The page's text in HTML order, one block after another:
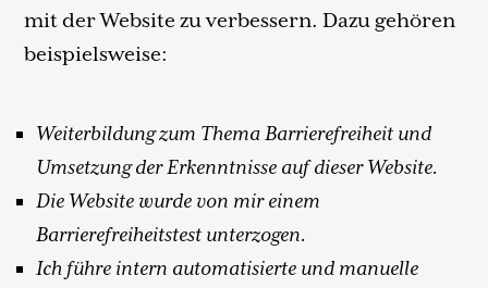
mit der Website zu verbessern. Dazu gehören
beispielsweise:
Weiterbildung zum Thema Barrierefreiheit und
Umsetzung der Erkenntnisse auf dieser Website.
Die Website wurde von mir einem
Barrierefreiheitstest unterzogen.
Ich führe intern automatisierte und manuelle